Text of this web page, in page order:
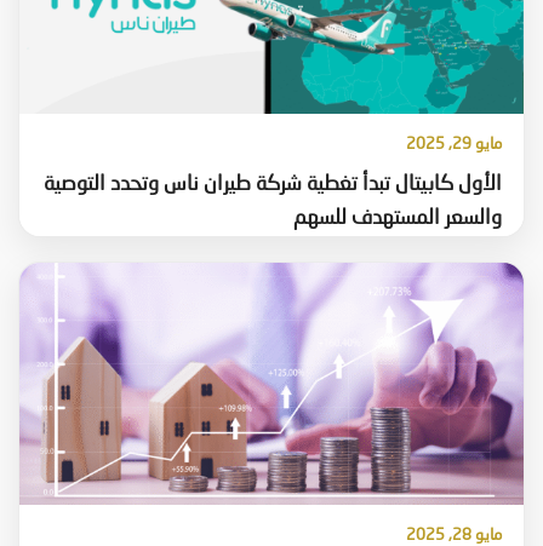
الأول كابيتال تبدأ تغطية شركة طيران ناس وتحدد التوصية
والسعر المستهدف للسهم
مايو 29, 2025
مايو 28, 2025